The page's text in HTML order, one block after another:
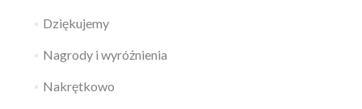
Dziękujemy
Nagrody i wyróżnienia
Nakrętkowo